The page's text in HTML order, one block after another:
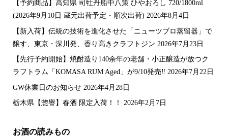
【予約商品】高知県 司牡丹船中八策 ひやおろし 720/1800ml
(2026年9月10日 蔵元出荷予定・順次出荷) 2026年8月4日
【新入荷】伝統の技術を進化させた「ニューツブロ蒸留器」で
醸す、東京・深川発、香り高きクラフトジン 2026年7月23日
【先行予約開始】焼酎造り140余年の老舗・小正醸造が放つク
ラフトラム「KOMASA RUM Aged」が9/10発売‼️ 2026年7月22日
GW休業日のお知らせ 2026年4月28日
栃木県【惣譽】春酒 限定入荷！！ 2026年2月7日
お酒の読みもの